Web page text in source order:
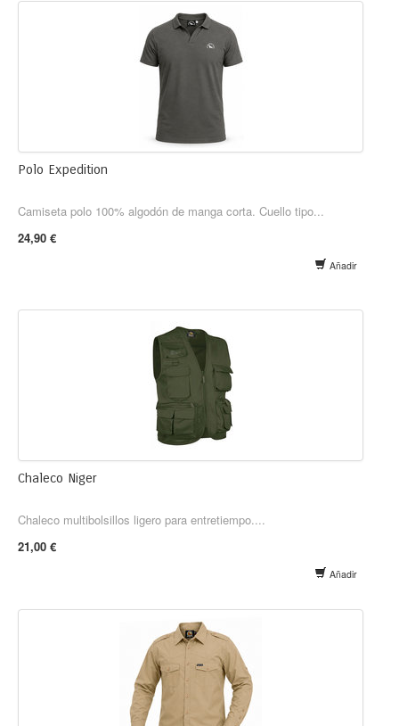
Polo Expedition
Camiseta polo 100% algodón de manga corta. Cuello tipo...
24,90 €
Añadir
Chaleco Niger
Chaleco multibolsillos ligero para entretiempo....
21,00 €
Añadir